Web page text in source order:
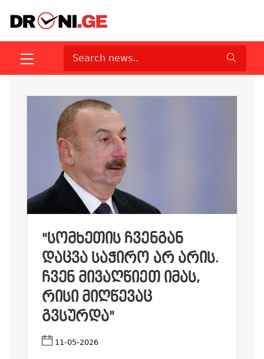
"ᲡᲝᲛᲮᲔᲗᲘᲡ ᲩᲕᲔᲜᲒᲐᲜ
ᲓᲐᲪᲕᲐ ᲡᲐᲭᲘᲠᲝ ᲐᲠ ᲐᲠᲘᲡ.
ᲩᲕᲔᲜ ᲛᲘᲕᲐᲦᲬᲘᲔᲗ ᲘᲛᲐᲡ,
ᲠᲘᲡᲘ ᲛᲘᲦᲬᲔᲕᲐᲪ
ᲒᲕᲡᲣᲠᲓᲐ"
11-05-2026